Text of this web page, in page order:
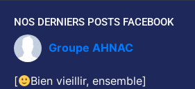
NOS DERNIERS POSTS FACEBOOK
Groupe AHNAC
[
Bien vieillir, ensemble]